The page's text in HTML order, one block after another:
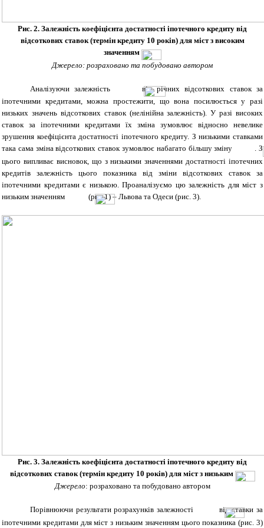
Рис. 2. Залежність коефіцієнта достатності іпотечного кредиту від
відсоткових ставок (термін кредиту 10 років) для міст з високим
значенням
Джерело: розраховано та побудовано автором
Аналізуючи залежність
від річних відсоткових ставок за
іпотечними кредитами, можна простежити, що вона посилюється у разі
низьких значень відсоткових ставок (нелінійна залежність). У разі високих
ставок за іпотечними кредитами їх зміна зумовлює відносно невелике
зрушення коефіцієнта достатності іпотечного кредиту. З низькими ставками
така сама зміна відсоткових ставок зумовлює набагато більшу зміну
. З
цього випливає висновок, що з низькими значеннями достатності іпотечних
кредитів залежність цього показника від зміни відсоткових ставок за
іпотечними кредитами є низькою. Проаналізуємо цю залежність для міст з
низьким значенням
(рис.1) – Львова та Одеси (рис. 3).
Рис. 3. Залежність коефіцієнта достатності іпотечного кредиту від
відсоткових ставок (термін кредиту 10 років) для міст з низьким
Джерело: розраховано та побудовано автором
Порівнюючи результати розрахунків залежності
від ставки за
іпотечними кредитами для міст з низьким значенням цього показника (рис. 3)